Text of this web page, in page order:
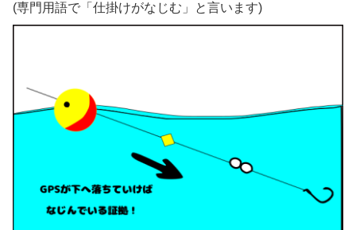
(専門用語で「仕掛けがなじむ」と言います)